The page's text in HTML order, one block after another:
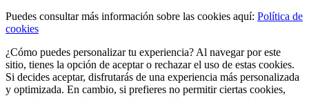
Puedes consultar más información sobre las cookies aquí: Política de
cookies
¿Cómo puedes personalizar tu experiencia? Al navegar por este
sitio, tienes la opción de aceptar o rechazar el uso de estas cookies.
Si decides aceptar, disfrutarás de una experiencia más personalizada
y optimizada. En cambio, si prefieres no permitir ciertas cookies,